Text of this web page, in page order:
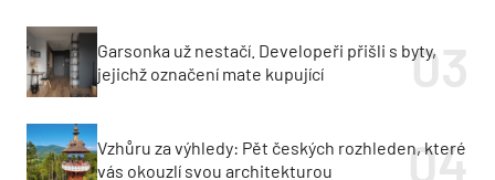
Garsonka už nestačí. Developeři přišli s byty,
jejichž označení mate kupující
Vzhůru za výhledy: Pět českých rozhleden, které
vás okouzlí svou architekturou